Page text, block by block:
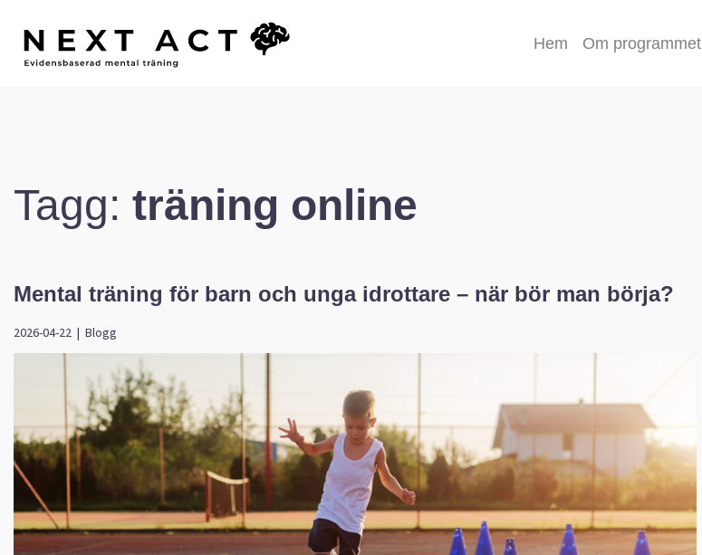
Hem Om programmet
Tagg: träning online
Mental träning för barn och unga idrottare – när bör man börja?
2026-04-22 | Blogg